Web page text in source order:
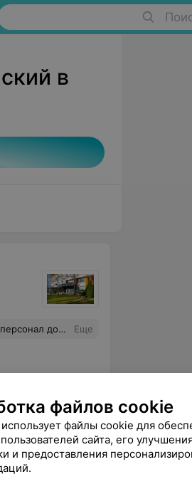
в
и доброжелательность. Спасибо! Еще
файлов cookie
файлы cookie для
сайта, его
и предоставления